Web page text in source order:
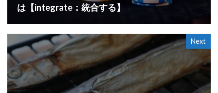
は【integrate：統合する】
Next